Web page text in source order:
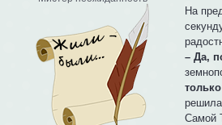
На
– Да,
решила
Самой